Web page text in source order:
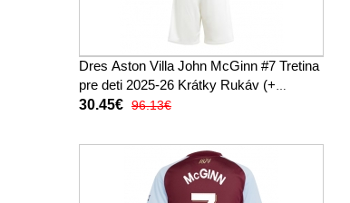
Dres Aston Villa John McGinn #7 Tretina
pre deti 2025-26 Krátky Rukáv (+
trenírky)
30.45€ 96.13€